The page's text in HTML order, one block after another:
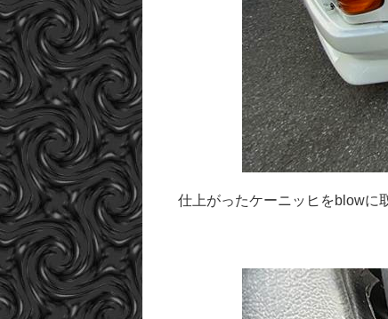
仕上がったケーニッヒをblowに